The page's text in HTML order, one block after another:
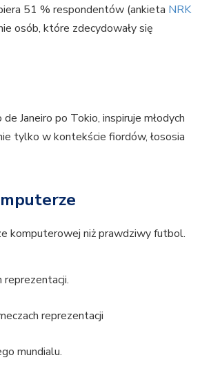
51 % respondentów (ankieta NRK
osób, które zdecydowały się
Janeiro po Tokio, inspiruje młodych
tylko w kontekście fiordów, łososia
komputerowej niż prawdziwy futbol.
reprezentacji
mundialu.